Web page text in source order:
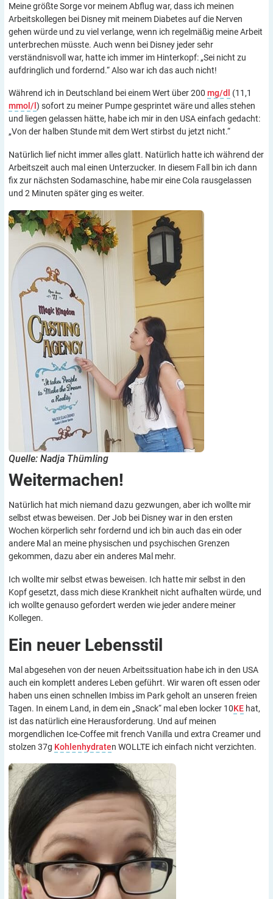
Meine größte Sorge vor meinem Abflug war, dass ich meinen
Arbeitskollegen bei Disney mit meinem Diabetes auf die Nerven
gehen würde und zu viel verlange, wenn ich regelmäßig meine Arbeit
unterbrechen müsste. Auch wenn bei Disney jeder sehr
verständnisvoll war, hatte ich immer im Hinterkopf: „Sei nicht zu
aufdringlich und fordernd.“ Also war ich das auch nicht!
Während ich in Deutschland bei einem Wert über 200 mg/dl
(11,1
mmol/l ) sofort zu meiner Pumpe gesprintet wäre und alles stehen
und liegen gelassen hätte, habe ich mir in den USA einfach gedacht:
„Von der halben Stunde mit dem Wert stirbst du jetzt nicht.“
Natürlich lief nicht immer alles glatt. Natürlich hatte ich während der
Arbeitszeit auch mal einen Unterzucker. In diesem Fall bin ich dann
fix zur nächsten Sodamaschine, habe mir eine Cola rausgelassen
und 2 Minuten später ging es weiter.
Quelle: Nadja Thümling
Weitermachen!
Natürlich hat mich niemand dazu gezwungen, aber ich wollte mir
selbst etwas beweisen. Der Job bei Disney war in den ersten
Wochen körperlich sehr fordernd und ich bin auch das ein oder
andere Mal an meine physischen und psychischen Grenzen
gekommen, dazu aber ein anderes Mal mehr.
Ich wollte mir selbst etwas beweisen. Ich hatte mir selbst in den
Kopf gesetzt, dass mich diese Krankheit nicht aufhalten würde, und
ich wollte genauso gefordert werden wie jeder andere meiner
Kollegen.
Ein neuer Lebensstil
Mal abgesehen von der neuen Arbeitssituation habe ich in den USA
auch ein komplett anderes Leben geführt. Wir waren oft essen oder
haben uns einen schnellen Imbiss im Park geholt an unseren freien
Tagen. In einem Land, in dem ein „Snack“ mal eben locker 10KE hat,
ist das natürlich eine Herausforderung. Und auf meinen
morgendlichen Ice-Coffee mit french Vanilla und extra Creamer und
stolzen 37g Kohlenhydraten WOLLTE ich einfach nicht verzichten.